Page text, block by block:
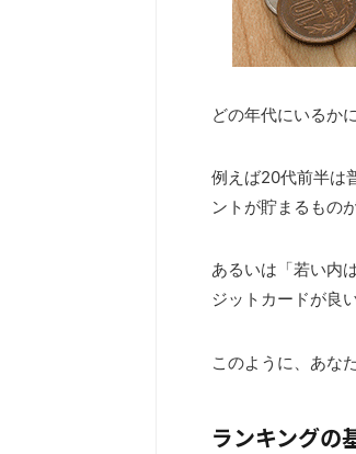
どの年代にいるか
例えば20代前半は
ントが貯まるもの
あるいは「若い内
ジットカードが良
このように、あな
ランキングの